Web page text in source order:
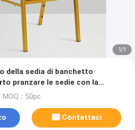
1/1
della sedia di banchetto
pranzare le sedie con la
MOQ：50pc
Contattaci